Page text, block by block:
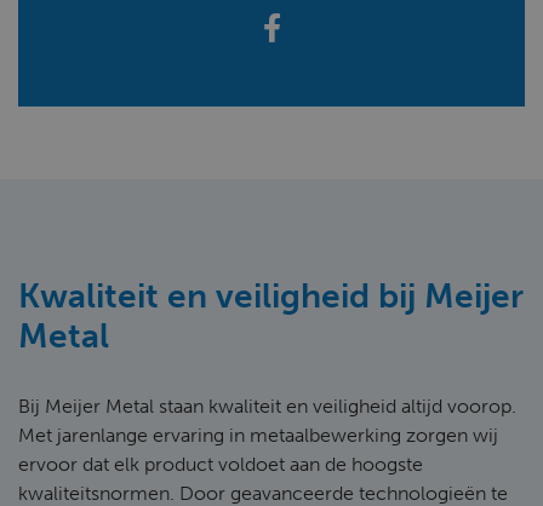
Kwaliteit en veiligheid bij Meijer
Metal
Bij Meijer Metal staan kwaliteit en veiligheid altijd voorop.
Met jarenlange ervaring in metaalbewerking zorgen wij
ervoor dat elk product voldoet aan de hoogste
kwaliteitsnormen. Door geavanceerde technologieën te